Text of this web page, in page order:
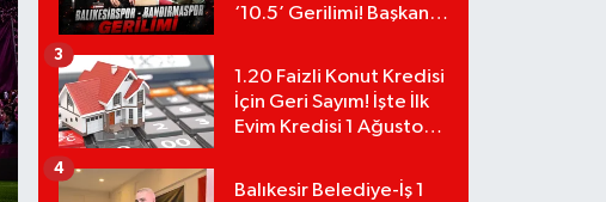
‘10.5’ Gerilimi! Başkan
Tepki!
1.20 Faizli Konut Kredisi
İçin Geri Sayım! İşte İlk
Evim Kredisi 1 Ağustos
Hesaplama Tablosu:
3
Balıkesir Belediye-İş 1
4